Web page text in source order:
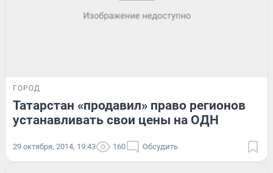
ГОРОД
Татарстан «продавил» право регионов
устанавливать свои цены на ОДН
29 октября, 2014, 19:43 160 Обсудить